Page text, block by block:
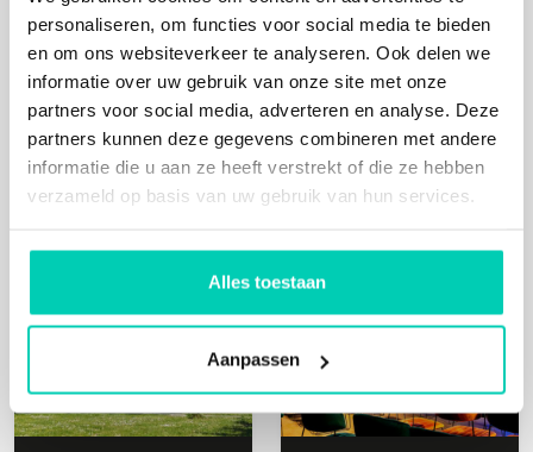
personaliseren, om functies voor social media te bieden
en om ons websiteverkeer te analyseren. Ook delen we
informatie over uw gebruik van onze site met onze
partners voor social media, adverteren en analyse. Deze
partners kunnen deze gegevens combineren met andere
informatie die u aan ze heeft verstrekt of die ze hebben
verzameld op basis van uw gebruik van hun services.
Alles toestaan
Aanpassen
RUIGOORD
Amsterdam Barneveld
Cultuur Cultuur